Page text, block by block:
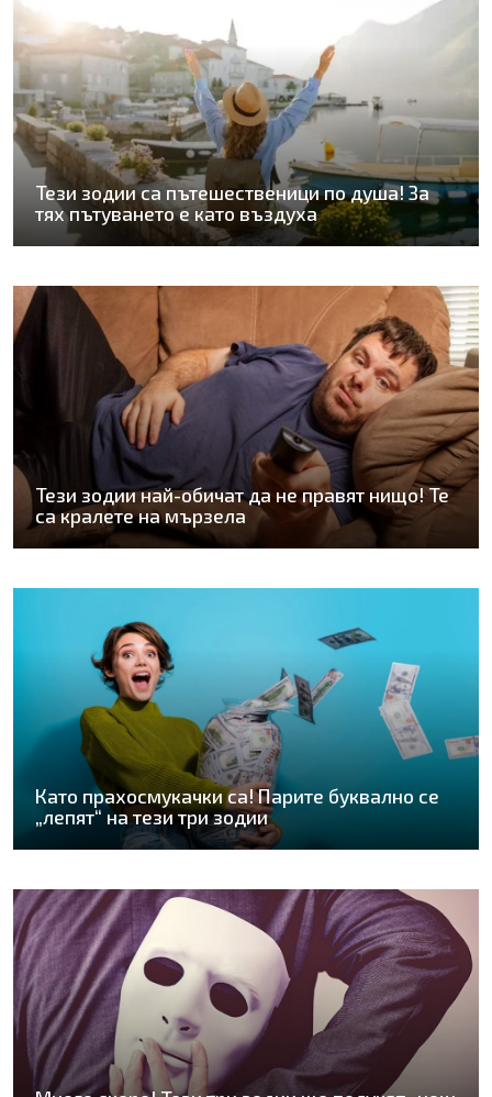
Тези зодии са пътешественици по душа! За
тях пътуването е като въздуха
Тези зодии най-обичат да не правят нищо! Те
са кралете на мързела
Като прахосмукачки са! Парите буквално се
„лепят“ на тези три зодии